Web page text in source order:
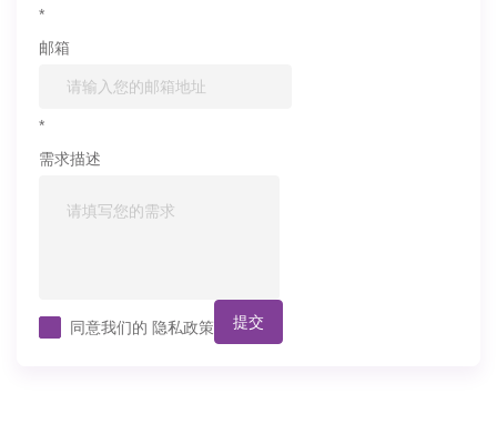
*
邮箱
*
需求描述
同意我们的 隐私政策 提交